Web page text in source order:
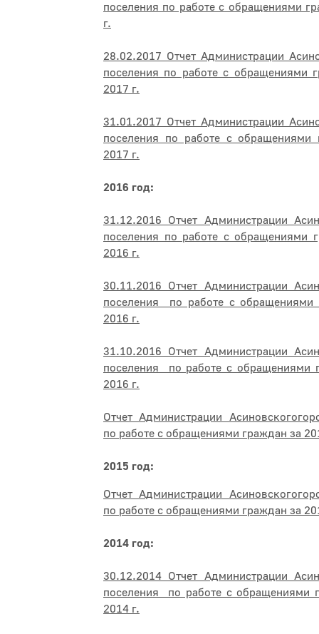
поселения по работе с обращениями
г.
28.02.2017 Отчет Администрации
поселения по работе с обращениями
2017 г.
31.01.2017 Отчет Администрации
поселения по работе с обращениями
2017 г.
2016 год:
31.12.2016 Отчет Администрации
поселения по работе с обращениями
2016 г.
30.11.2016 Отчет Администрации
поселения по работе с обращениями
2016 г.
31.10.2016 Отчет Администрации
поселения по работе с обращениями
2016 г.
Отчет Администрации
по работе с обращениями граждан за
2015 год:
Отчет Администрации
по работе с обращениями граждан за
2014 год:
30.12.2014 Отчет Администрации
поселения по работе с обращениями
2014 г.